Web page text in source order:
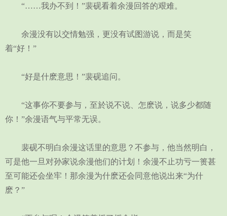
“……我办不到！”裴砚看着余漫回答的艰难。
余漫没有以交情勉强，更没有试图游说，而是笑
着“好！”
“好是什麽意思！”裴砚追问。
“这事你不要参与，至於说不说、怎麽说，说多少都随
你！”余漫语气与平常无误。
裴砚不明白余漫这话里的意思？不参与，他当然明白，
可是他一旦对孙家说余漫他们的计划！余漫不止功亏一篑甚
至可能还会坐牢！那余漫为什麽还会同意他说出来“为什
麽？”